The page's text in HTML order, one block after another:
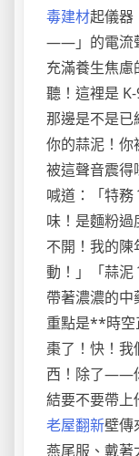
毒建材起儀器
——」的電流
充滿養生焦
聽！這裡是
那邊是不是已
你的蒜泥！你
被這聲音震得
喊道：「特
味！是麵粉
不開！我的
動！」「蒜泥
帶著濃濃的中
重點是**時空
棗了！快！
西！除了——
結要不要帶上
老屋翻新壁傳
燕尾服、戴著